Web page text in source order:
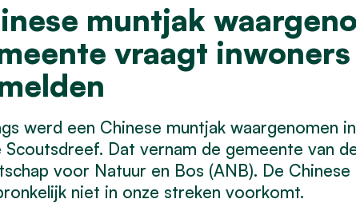
muntjak
vraagt
werd een Chinese muntjak waargenomen
Scoutsdreef. Dat vernam de gemeente van
voor Natuur en Bos (ANB). De
niet in onze streken voorkomt.